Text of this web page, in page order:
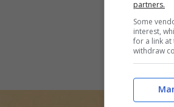
partners.
Some
interest,
for a link
withdraw